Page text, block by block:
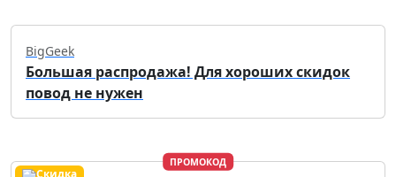
BigGeek
Большая распродажа! Для хороших скидок
повод не нужен
ПРОМОКОД